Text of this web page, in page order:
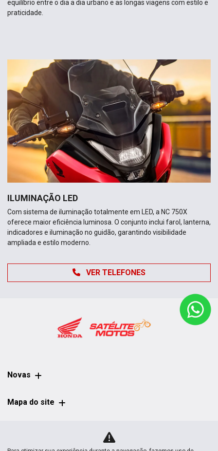
equilíbrio entre o dia a dia urbano e as longas viagens com estilo e
praticidade.
ILUMINAÇÃO LED
Com sistema de iluminação totalmente em LED, a NC 750X
oferece maior eficiência luminosa. O conjunto inclui farol, lanterna,
indicadores e iluminação no guidão, garantindo visibilidade
ampliada e estilo moderno.
VER TELEFONES
Novas
Mapa do site